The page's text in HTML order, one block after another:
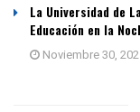
La Universidad de
Educación en la
Noviembre 30,